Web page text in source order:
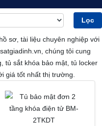
Lọc
sơ, tài liệu chuyên nghiệp với
chúng tôi cung
tủ sắt khóa bảo mật, tủ locker
giá tốt nhất thị trường.